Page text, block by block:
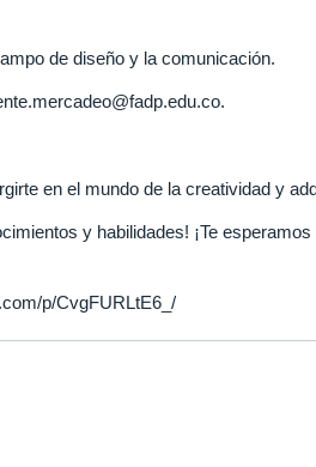
de diseño y la comunicación.
en el mundo de la creatividad y
y habilidades! ¡Te
p/CvgFURLtE6_/